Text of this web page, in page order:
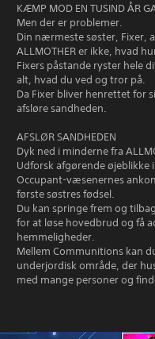
KÆMP MOD EN TUSIND ÅR
Men der er problemer.
Din nærmeste søster, Fixer,
ALLMOTHER er ikke, hvad
Fixers påstande ryster hele
alt, hvad du ved og tror på.
Da Fixer bliver henrettet for
afsløre sandheden.
AFSLØR SANDHEDEN
Dyk ned i minderne fra
Udforsk afgørende øjeblikke
Occupant-væsenernes
første søstres fødsel.
Du kan springe frem og
for at løse hovedbrud og få
hemmeligheder.
Mellem Communitions kan
underjordisk område, der
med mange personer og